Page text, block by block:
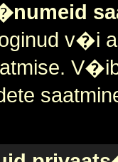
v�i